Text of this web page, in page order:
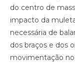
do centro de
impacto da
necessária de
dos braços e dos
movimentação